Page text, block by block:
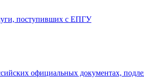
поступивших с ЕПГУ
официальных документах,